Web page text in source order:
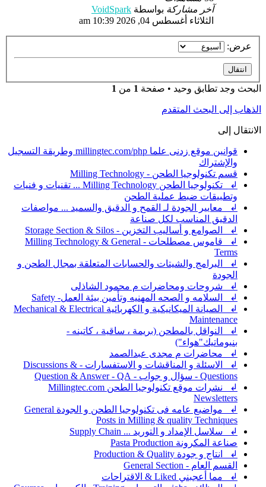
آخر مشاركة بواسطة VoidSpark
الثلاثاء أغسطس 04, 2026 10:39 am
عرض:
البحث وجد تطابق وحيد • صفحة 1 من 1
الذهاب إلى البحث المتقدم
الانتقال إلى
قوانين موقع زدنى علما millingtec.com/php وطريقة التسجيل
والإشتراك
قسم تكنولوجيا الطحن - Milling Technology
↲ تكنولوجيا الطحن Milling Technology ... تقنيات و فنيات
وتطبيقات ضبط عملية الطحن
↲ معايير الجودة لـ القمح و الدقيق والسميد ... مواصفات
الدقيق المناسب لكل صناعة
↲ الصوامع و أساليب التخزين - Storage Section & Silos
↲ قاموس مصطلحات - Milling Technology & General
Terms
↲ البرامج والشيتات والحسابات المتعلقة بمجال الطحن و
الجودة
↲ شروحات ومحاضرات م محمود الشاذلى
↲ السلامه و الصحه المهنيه وتأمين بيئة العمل- Safety
↲ الصيانة الميكانيكية و الكهربائية Mechanical & Electrical
Maintenance
↲ النواقل بالمطحن (بريمة ، ساقية ، كاتينه -
بنيوماتيك"هواء")
↲ محاضرات م مجدى عبدالصمد
↲ الاسئلة و المناقشات و الاستفسارات - Discussions &
Questions - سؤال و جواب - Question & Answer - QA
↲ نشرات موقع تكنولوجيا الطحن Millingtec.com
Newsletters
↲ مواضيع عامه فى تكنولوجيا الطحن و الجودة General
Posts in Milling & quality Techniques
↲ سلاسل الإمداد و التوريد ... Supply Chain
صناعة المكرونة Pasta Production
↲ انتاج و جودة Production & Quality
القسم العام - General Section
↲ مما أعجبني Liked & الاقتراحات